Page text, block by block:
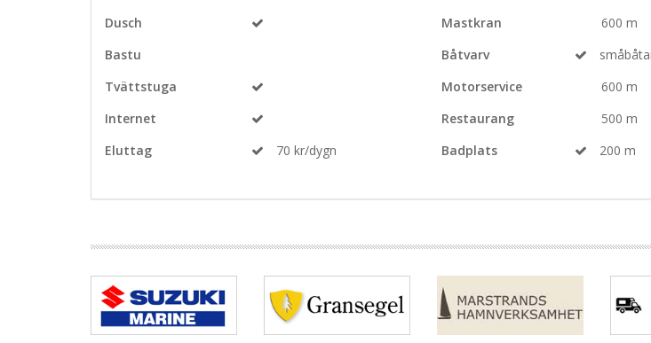
Dusch
Bastu
Tvättstuga
Internet
Eluttag
70 kr/dygn
Mastkran
600 m
Båtvarv
Motorservice
600 m
Restaurang
500 m
Badplats
200 m